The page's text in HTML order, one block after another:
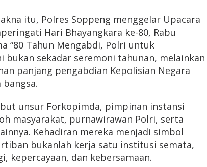
itu, Polres Soppeng menggelar Upacara
Hari Bhayangkara ke-80, Rabu
“80 Tahun Mengabdi, Polri untuk
bukan sekadar seremoni tahunan, melainkan
panjang pengabdian Kepolisian Negara
bangsa.
unsur Forkopimda, pimpinan instansi
masyarakat, purnawirawan Polri, serta
Kehadiran mereka menjadi simbol
bukanlah kerja satu institusi semata,
kepercayaan, dan kebersamaan.